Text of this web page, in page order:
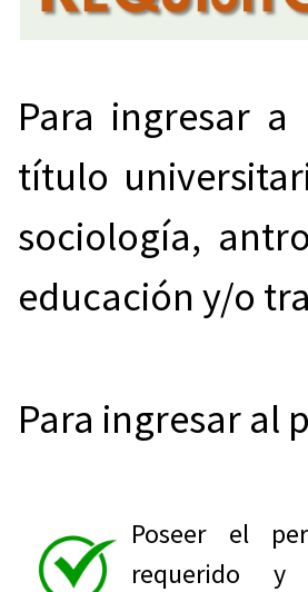
Para ingresar a
título
sociología,
educación y/o
Para ingresar al
Poseer el
requerido y